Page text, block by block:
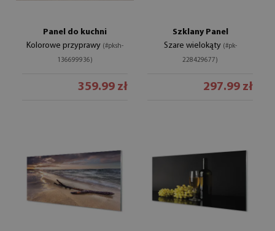
Panel do kuchni
Kolorowe przyprawy (#pksh-
136699936)
359.99 zł
Szklany Panel
Szare wielokąty (#pk-
228429677)
297.99 zł